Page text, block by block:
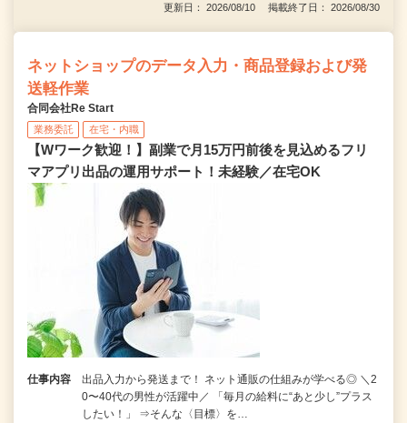
更新日： 2026/08/10 掲載終了日： 2026/08/30
ネットショップのデータ入力・商品登録および発
送軽作業
合同会社Re Start
業務委託 在宅・内職
【Wワーク歓迎！】副業で月15万円前後を見込めるフリ
マアプリ出品の運用サポート！未経験／在宅OK
仕事内容
出品入力から発送まで！ ネット通販の仕組みが学べる◎ ＼2
0〜40代の男性が活躍中／ 「毎月の給料に“あと少し”プラス
したい！」 ⇒そんな〈目標〉を…